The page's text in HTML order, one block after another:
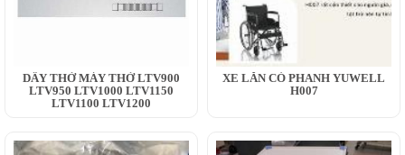
DÂY THỞ MÁY THỞ LTV900
LTV950 LTV1000 LTV1150
LTV1100 LTV1200
XE LĂN CÓ PHANH YUWELL
H007